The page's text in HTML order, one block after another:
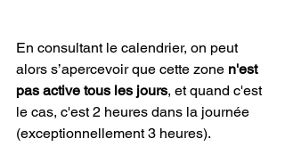
En consultant le calendrier, on peut
alors s’apercevoir que cette zone n'est
pas active tous les jours, et quand c'est
le cas, c'est 2 heures dans la journée
(exceptionnellement 3 heures).